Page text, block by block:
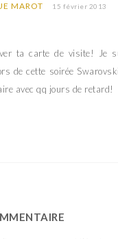
MAROT 15 février 2013
ta carte de visite! Je
de cette soirée
avec qq jours de retard!